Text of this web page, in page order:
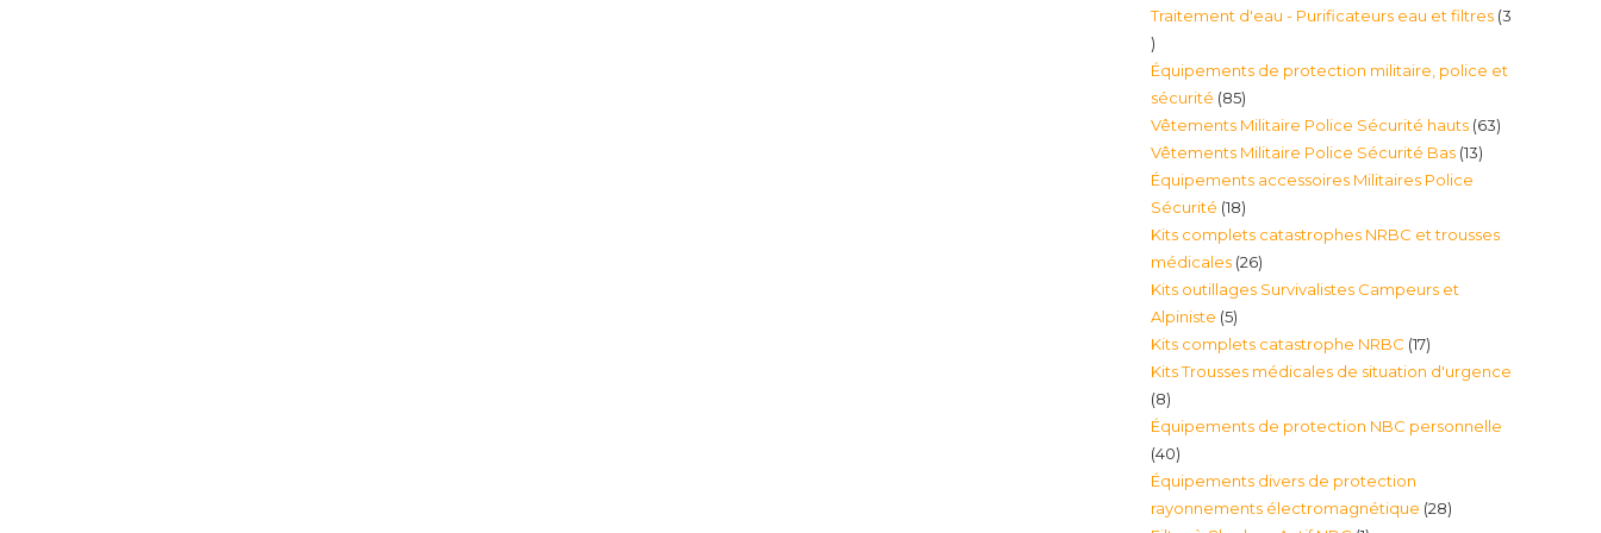
produit
Traitement d'eau - Purificateurs eau et filtres 3
3
produits
Équipements de protection militaire, police et
sécurité 8585
produits
Vêtements Militaire Police Sécurité hauts 6363
Vêtements Militaire Police Sécurité Bas 1313
Équipements accessoires Militaires Police
Sécurité 1818
produits
Kits complets catastrophes NRBC et trousses
médicales 2626
produits
Kits outillages Survivalistes Campeurs et
Alpiniste 55
produits
Kits complets catastrophe NRBC 1717
produits
Kits Trousses médicales de situation d'urgence
88
produits
Équipements de protection NBC personnelle
4040
produits
Équipements divers de protection
rayonnements électromagnétique 2828